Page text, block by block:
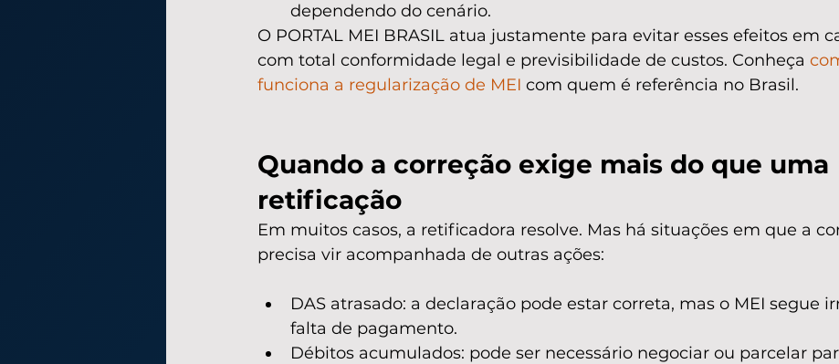
dependendo do cenário.
O PORTAL MEI BRASIL atua justamente para evitar esses efeitos em
com total conformidade legal e previsibilidade de custos. Conheça
funciona a regularização de MEI com quem é referência no Brasil.
Quando a correção exige mais do que uma
retificação
Em muitos casos, a retificadora resolve. Mas há situações em que a
precisa vir acompanhada de outras ações:
DAS atrasado: a declaração pode estar correta, mas o MEI segue
falta de pagamento.
Débitos acumulados: pode ser necessário negociar ou parcelar